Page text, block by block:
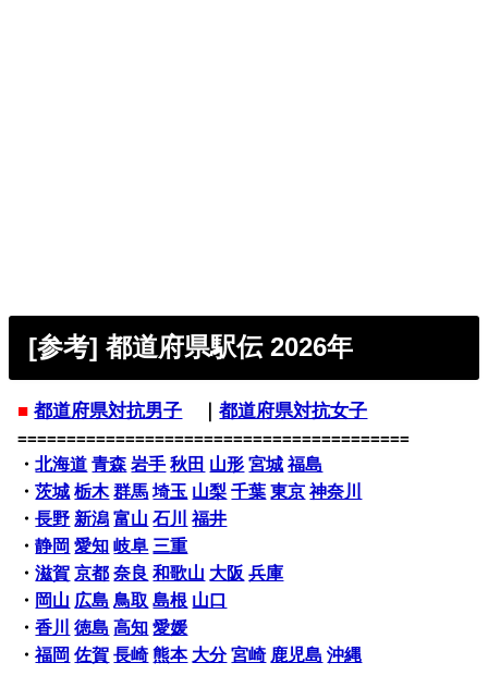
[参考] 都道府県駅伝 2026年
■ 都道府県対抗男子 ｜都道府県対抗女子
========================================
・北海道 青森 岩手 秋田 山形 宮城 福島
・茨城 栃木 群馬 埼玉 山梨 千葉 東京 神奈川
・長野 新潟 富山 石川
福井
・静岡 愛知 岐阜 三重
・滋賀 京都 奈良 和歌山 大阪 兵庫
・ 岡山 広島 鳥取 島根 山口
・香川 徳島 高知 愛媛
・福岡 佐賀 長崎 熊本 大分 宮崎 鹿児島 沖縄